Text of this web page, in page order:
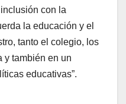
con la
la educación y el
tanto el colegio, los
y también en un
educativas”.